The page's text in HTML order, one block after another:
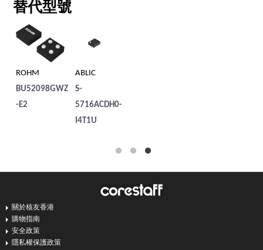
替代型號
ROHM
BU52098GWZ
-E2
ABLIC
S-
5716ACDH0-
I4T1U
關於核友香港
購物指南
安全政策
隱私權保護政策